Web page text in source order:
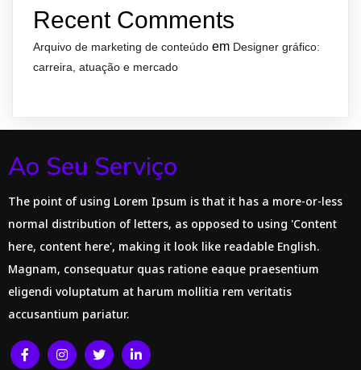
Recent Comments
Arquivo de marketing de conteúdo em Designer gráfico:
carreira, atuação e mercado
Ao Seu Serviço
The point of using Lorem Ipsum is that it has a more-or-less
normal distribution of letters, as opposed to using 'Content
here, content here', making it look like readable English.
Magnam, consequatur quas ratione eaque praesentium
eligendi voluptatum at harum mollitia rem veritatis
accusantium pariatur.